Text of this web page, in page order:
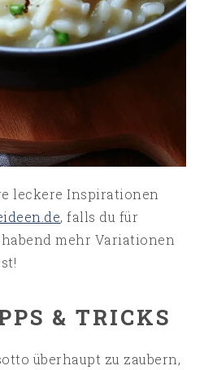
leckere Inspirationen
, falls du für
mehr Variationen
& TRICKS
überhaupt zu zaubern,